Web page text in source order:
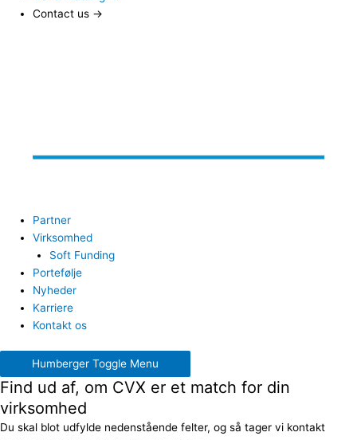
Contact us →
Partner
Virksomhed
Soft Funding
Portefølje
Nyheder
Karriere
Kontakt os
Humberger Toggle Menu
Find ud af, om CVX er et match for din
virksomhed
Du skal blot udfylde nedenstående felter, og så tager vi kontakt